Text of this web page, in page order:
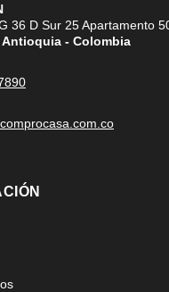
36 D Sur 25 Apartamento
- Colombia